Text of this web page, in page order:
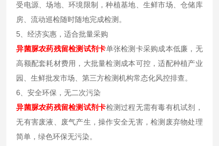
受电源、场地、环境限制，种植基地、生鲜市场、仓储库
房、流动巡检随时随地完成检测。
5、经济实惠，适合批量采购
异菌脲农药残留检测试剂卡单张检测卡采购成本低廉，无
高额配套耗材费用，大批量检测成本可控，适配种植产业
园、生鲜批发市场、第三方检测机构常态化风控排查。
6、安全环保，无二次污染
异菌脲农药残留检测试剂卡检测过程无需有毒有机试剂，
无有害废液、废气产生，操作安全无害，检测废弃物处理
简单，绿色环保无污染。